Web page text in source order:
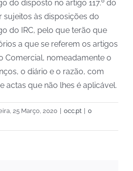
do disposto no artigo 117.º do
sujeitos às disposições do
do IRC, pelo que terão que
a que se referem os artigos
Comercial, nomeadamente o
o diário e o razão, com
actas que não lhes é aplicável.
25 Março, 2020 occ.pt
0